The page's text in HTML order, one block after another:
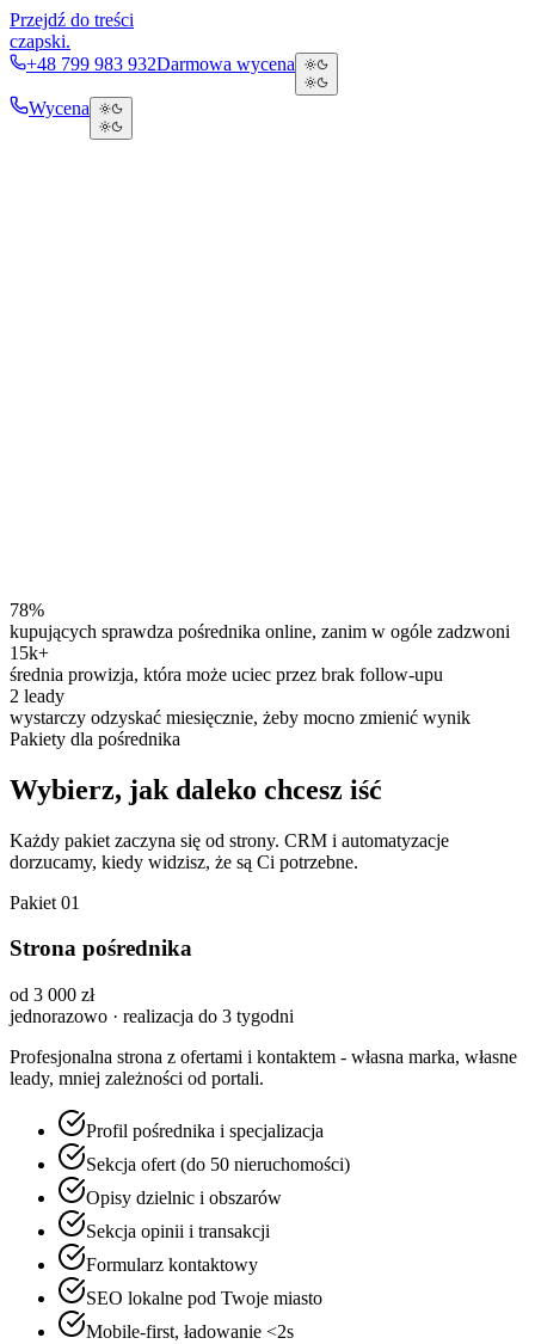
Przejdź do treści
czapski.
+48 799 983 932Darmowa wycena
Wycena
Lead-ready
78%
kupujących sprawdza pośrednika online, zanim w ogóle zadzwoni
15k+
średnia prowizja, która może uciec przez brak follow-upu
2 leady
wystarczy odzyskać miesięcznie, żeby mocno zmienić wynik
Pakiety dla pośrednika
Wybierz, jak daleko chcesz iść
Każdy pakiet zaczyna się od strony. CRM i automatyzacje
dorzucamy, kiedy widzisz, że są Ci potrzebne.
Pakiet 01
Strona pośrednika
od 3 000 zł
jednorazowo · realizacja do 3 tygodni
Profesjonalna strona z ofertami i kontaktem - własna marka, własne
leady, mniej zależności od portali.
Profil pośrednika i specjalizacja
Sekcja ofert (do 50 nieruchomości)
Opisy dzielnic i obszarów
Sekcja opinii i transakcji
Formularz kontaktowy
SEO lokalne pod Twoje miasto
Mobile-first, ładowanie <2s